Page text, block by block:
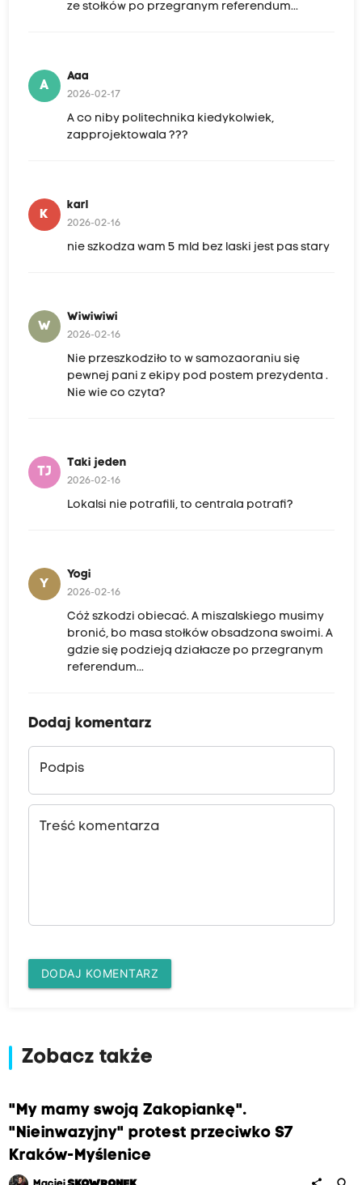
ze stołków po przegranym referendum...
A
Aaa
2026-02-17
A co niby politechnika kiedykolwiek,
zapprojektowala ???
K
karl
2026-02-16
nie szkodza wam 5 mld bez laski jest pas stary
W
Wiwiwiwi
2026-02-16
Nie przeszkodziło to w samozaoraniu się
pewnej pani z ekipy pod postem prezydenta .
Nie wie co czyta?
TJ
Taki jeden
2026-02-16
Lokalsi nie potrafili, to centrala potrafi?
Y
Yogi
2026-02-16
Cóż szkodzi obiecać. A miszalskiego musimy
bronić, bo masa stołków obsadzona swoimi. A
gdzie się podzieją działacze po przegranym
referendum...
Dodaj komentarz
Podpis
Treść komentarza
DODAJ KOMENTARZ
Zobacz także
"My mamy swoją Zakopiankę".
"Nieinwazyjny" protest przeciwko S7
Kraków-Myślenice